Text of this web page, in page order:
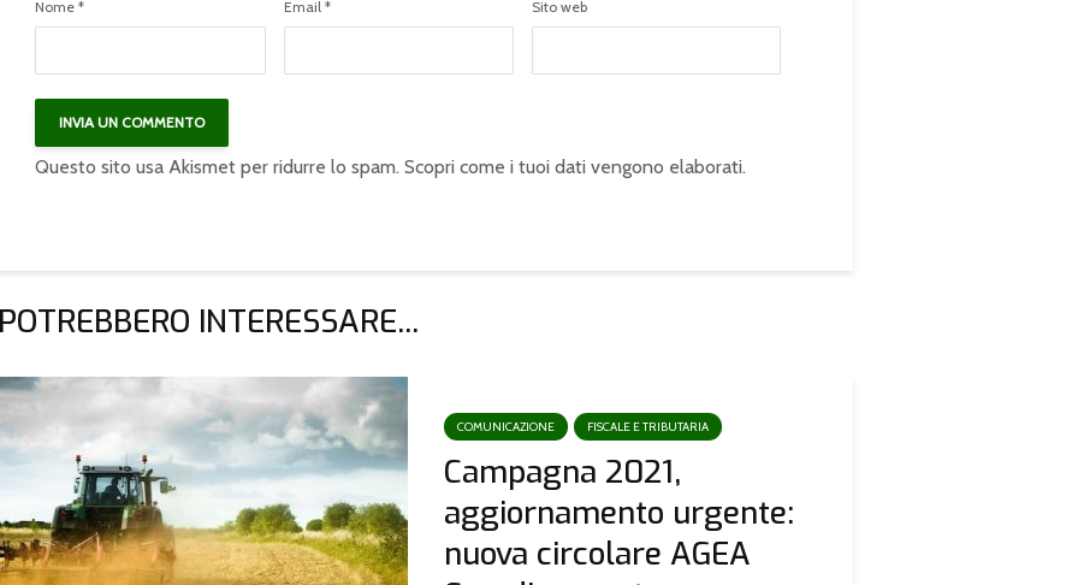
Nome * Email * Sito web
Questo sito usa Akismet per ridurre lo spam. Scopri come i tuoi dati vengono elaborati.
INTERESSARE...
COMUNICAZIONE FISCALE E TRIBUTARIA
Campagna 2021,
aggiornamento urgente:
nuova circolare AGEA